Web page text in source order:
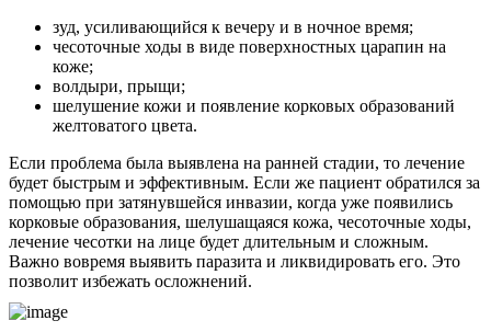
зуд, усиливающийся к вечеру и в ночное время;
чесоточные ходы в виде поверхностных царапин на
коже;
волдыри, прыщи;
шелушение кожи и появление корковых образований
желтоватого цвета.
Если проблема была выявлена на ранней стадии, то лечение
будет быстрым и эффективным. Если же пациент обратился за
помощью при затянувшейся инвазии, когда уже появились
корковые образования, шелушащаяся кожа, чесоточные ходы,
лечение чесотки на лице будет длительным и сложным.
Важно вовремя выявить паразита и ликвидировать его. Это
позволит избежать осложнений.